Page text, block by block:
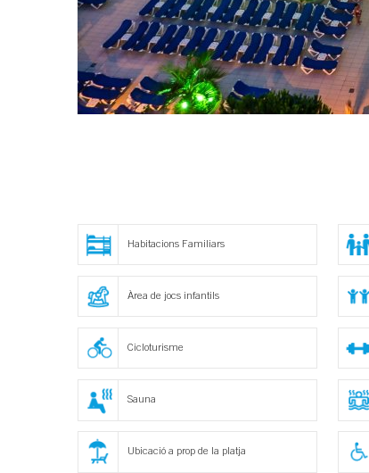
Habitacions Familiars
Àrea de jocs infantils
Cicloturisme
Sauna
Ubicació a prop de la platja